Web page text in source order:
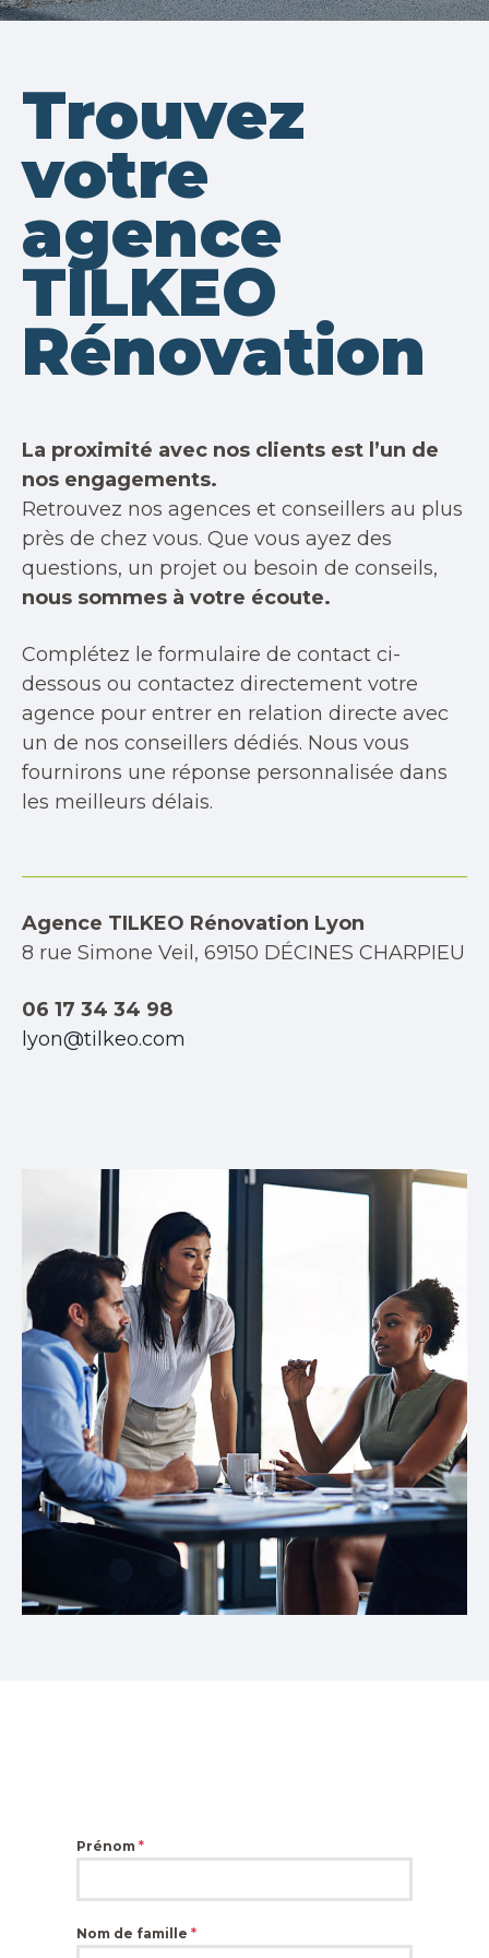
Trouvez
votre
agence
TILKEO
Rénovation
La proximité avec nos clients est l’un de
nos engagements.
Retrouvez nos agences et conseillers au plus
près de chez vous. Que vous ayez des
questions, un projet ou besoin de conseils,
nous sommes à votre écoute.
Complétez le formulaire de contact ci-
dessous ou contactez directement votre
agence pour entrer en relation directe avec
un de nos conseillers dédiés. Nous vous
fournirons une réponse personnalisée dans
les meilleurs délais.
Agence TILKEO Rénovation Lyon
8 rue Simone Veil, 69150 DÉCINES CHARPIEU
06 17 34 34 98
lyon@tilkeo.com
Prénom *
Nom de famille *